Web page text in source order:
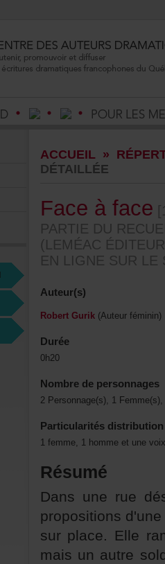
ACCUEIL»
DÉTAILLÉE
Faceàface
Auteur(s)
RobertGurik(Auteurféminin)
Durée
0h20
Nombredepersonnages
Particularitésdistribution
Résumé